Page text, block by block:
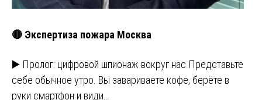
🔴 Экспертиза пожара Москва
▶️ Пролог: цифровой шпионаж вокруг нас Представьте
себе обычное утро. Вы завариваете кофе, берёте в
руки смартфон и види…